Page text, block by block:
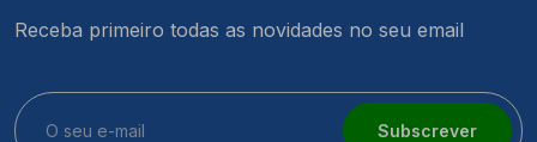
Receba primeiro todas as novidades no seu email
Subscrever